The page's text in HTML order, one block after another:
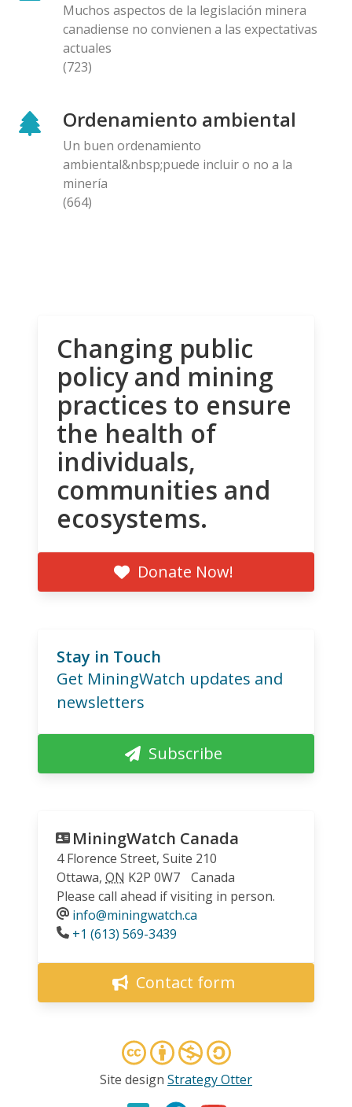
Muchos aspectos de la legislación minera
canadiense no convienen a las expectativas
actuales
(723)
Ordenamiento ambiental
Un buen ordenamiento
ambiental&nbsp;puede incluir o no a la
minería
(664)
Changing public
policy and mining
practices to ensure
the health of
individuals,
communities and
ecosystems.
Donate Now!
Stay in Touch
Get MiningWatch updates and
newsletters
Subscribe
MiningWatch Canada
4 Florence Street, Suite 210
Ottawa, ON K2P 0W7
Canada
Please call ahead if visiting in person.
info@miningwatch.ca
Phone
+1 (613) 569-3439
Contact form
Site design Strategy Otter